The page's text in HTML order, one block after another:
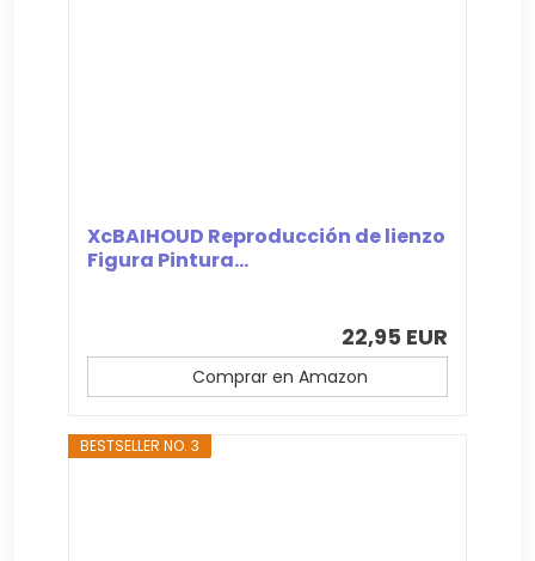
XcBAIHOUD Reproducción de lienzo
Figura Pintura...
22,95 EUR
Comprar en Amazon
BESTSELLER NO. 3